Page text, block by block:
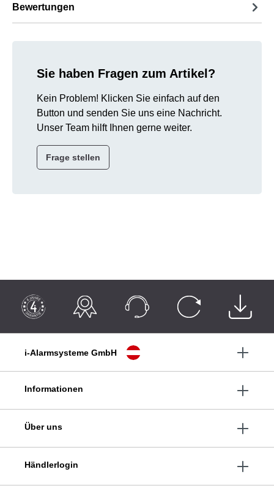
Bewertungen
Sie haben Fragen zum Artikel?
Kein Problem! Klicken Sie einfach auf den
Button und senden Sie uns eine Nachricht.
Unser Team hilft Ihnen gerne weiter.
Frage stellen
i-Alarmsysteme GmbH
Informationen
Über uns
Händlerlogin